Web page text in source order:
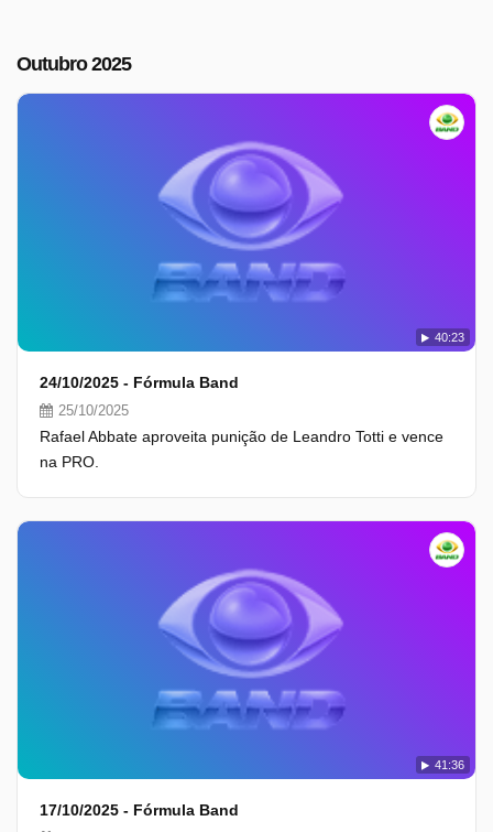
Outubro 2025
40:23
24/10/2025 - Fórmula Band
25/10/2025
Rafael Abbate aproveita punição de Leandro Totti e vence
na PRO.
41:36
17/10/2025 - Fórmula Band